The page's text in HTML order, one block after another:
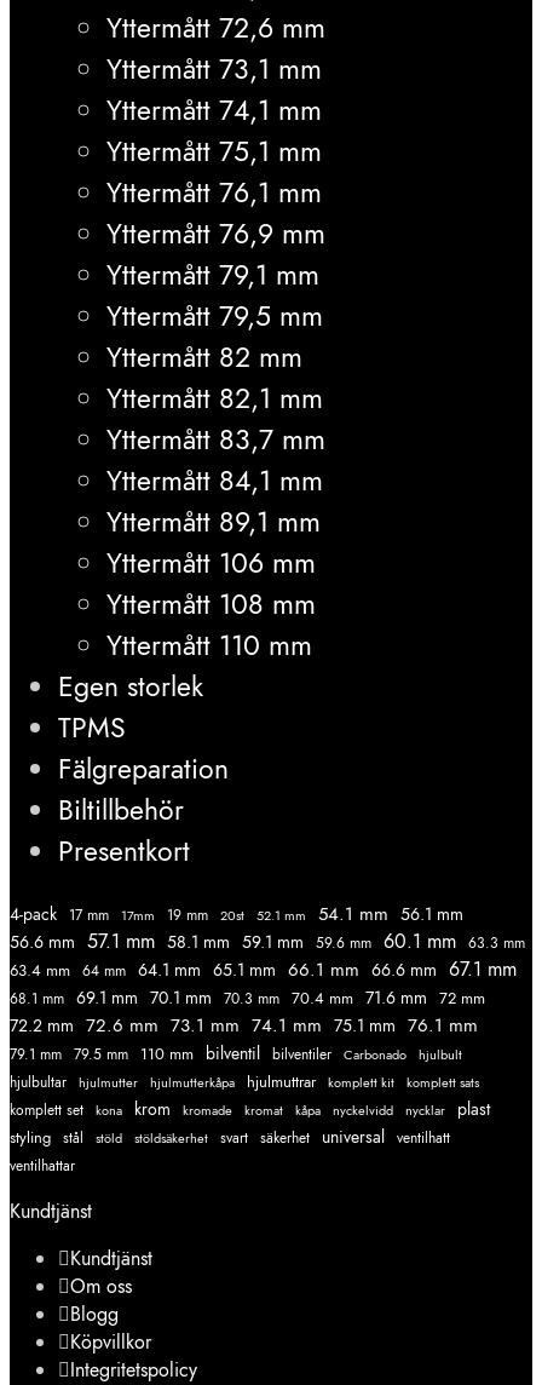
Yttermått 72,6 mm
Yttermått 73,1 mm
Yttermått 74,1 mm
Yttermått 75,1 mm
Yttermått 76,1 mm
Yttermått 76,9 mm
Yttermått 79,1 mm
Yttermått 79,5 mm
Yttermått 82 mm
Yttermått 82,1 mm
Yttermått 83,7 mm
Yttermått 84,1 mm
Yttermått 89,1 mm
Yttermått 106 mm
Yttermått 108 mm
Yttermått 110 mm
Egen storlek
TPMS
Fälgreparation
Biltillbehör
Presentkort
4-pack 17 mm 17mm 19 mm 20st 52.1 mm 54.1 mm 56.1 mm
56.6 mm 57.1 mm 58.1 mm 59.1 mm 59.6 mm 60.1 mm 63.3 mm
63.4 mm 64 mm 64.1 mm 65.1 mm 66.1 mm 66.6 mm 67.1 mm
68.1 mm 69.1 mm 70.1 mm 70.3 mm 70.4 mm 71.6 mm 72 mm
72.2 mm 72.6 mm 73.1 mm 74.1 mm 75.1 mm 76.1 mm
79.1 mm 79.5 mm 110 mm bilventil bilventiler Carbonado hjulbult
hjulbultar hjulmutter hjulmutterkåpa hjulmuttrar komplett kit komplett sats
komplett set kona krom kromade kromat kåpa nyckelvidd nycklar
plast
styling
stål stöld stöldsäkerhet svart säkerhet universal ventilhatt
ventilhattar
Kundtjänst
Kundtjänst
Om oss
Blogg
Köpvillkor
Integritetspolicy